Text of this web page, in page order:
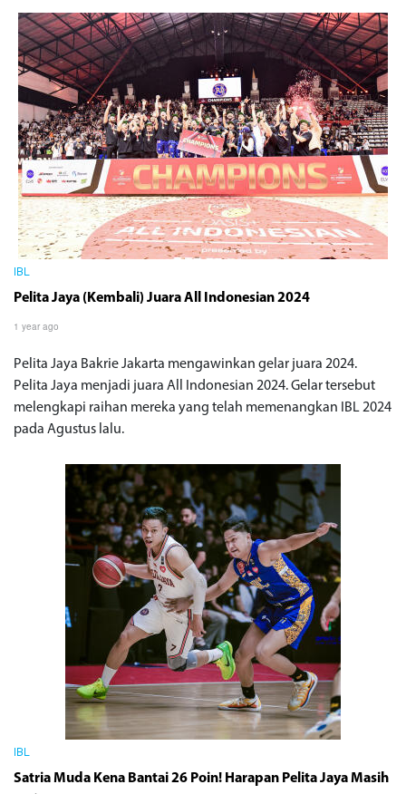
IBL
Pelita Jaya (Kembali) Juara All Indonesian 2024
1 year ago
Pelita Jaya Bakrie Jakarta mengawinkan gelar juara 2024.
Pelita Jaya menjadi juara All Indonesian 2024. Gelar tersebut
melengkapi raihan mereka yang telah memenangkan IBL 2024
pada Agustus lalu.
IBL
Satria Muda Kena Bantai 26 Poin! Harapan Pelita Jaya Masih